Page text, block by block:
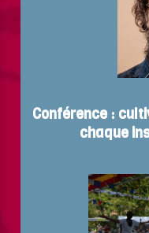
Conférence :
chaque